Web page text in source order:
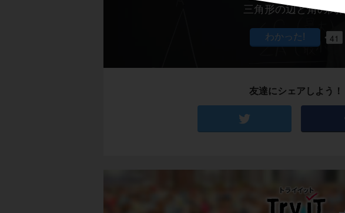
三角形の辺と角の関係
41
友達にシェアしよう！